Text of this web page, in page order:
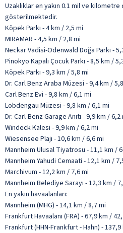
Uzaklıklar en yakın 0.1 mil ve
gösterilmektedir.
Köpek Parkı - 4 km / 2,5 mi
MIRAMAR - 4,5 km / 2,8 mi
Neckar Vadisi-Odenwald Doğa Parkı -
Pinokyo Kapalı Çocuk Parkı - 8,5 km /
Köpek Parkı - 9,3 km / 5,8 mi
Dr. Carl Benz Araba Müzesi - 9,4 km /
Carl Benz Evi - 9,8 km / 6,1 mi
Lobdengau Müzesi - 9,8 km / 6,1 mi
Dr. Carl-Benz Garage Anıtı - 9,9 km / 6,2
Windeck Kalesi - 9,9 km / 6,2 mi
Wiesensee Plajı - 10,6 km / 6,6 mi
Mannheim Ulusal Tiyatrosu - 11,1 km /
Mannheim Yahudi Cemaati - 12,1 km /
Marchivum - 12,2 km / 7,6 mi
Mannheim Belediye Sarayı - 12,3 km /
En yakın havaalanları:
Mannheim (MHG) - 14,1 km / 8,7 mi
Frankfurt Havaalanı (FRA) - 67,9 km /
Frankfurt (HHN-Frankfurt - Hahn) -